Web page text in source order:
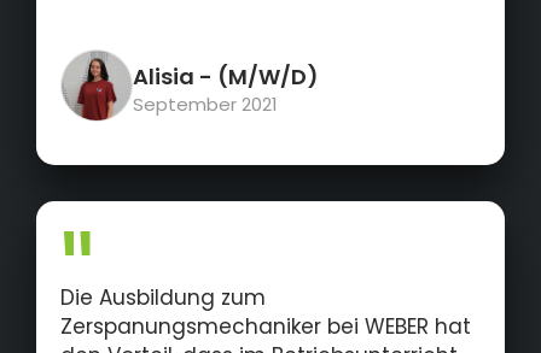
Alisia - (M/W/D)
September 2021
Die Ausbildung zum
Zerspanungsmechaniker bei WEBER hat